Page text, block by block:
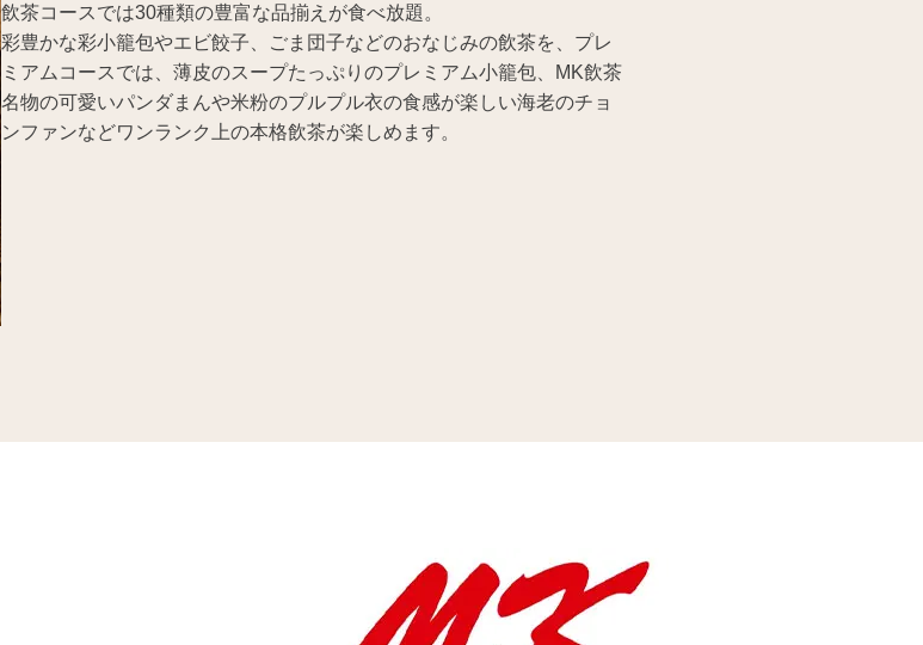
飲茶コースでは30種類の豊富な品揃えが食べ放題。
彩豊かな彩小籠包やエビ餃子、ごま団子などのおなじみの飲茶を、プレ
ミアムコースでは、薄皮のスープたっぷりのプレミアム小籠包、MK飲茶
名物の可愛いパンダまんや米粉のプルプル衣の食感が楽しい海老のチョ
ンファンなどワンランク上の本格飲茶が楽しめます。